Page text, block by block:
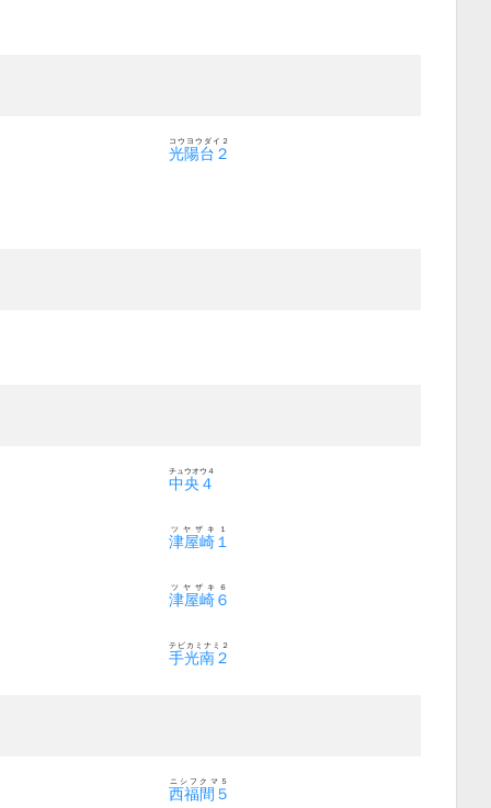
光陽台２
コウヨウダイ２
中央４
チュウオウ４
津屋崎１
ツヤザキ１
津屋崎６
ツヤザキ６
手光南２
テビカミナミ２
西福間５
ニシフクマ５